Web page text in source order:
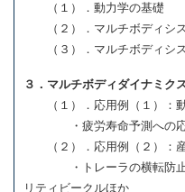
（１）．動力学の基礎
（２）．マルチボディシ
（３）．マルチボディシ
３．マルチボディダイナミク
（１）．応用例（１）：動
・疲労寿命予測への応
（２）．応用例（２）：産
・トレーラの横転防止、
リティビークルほか